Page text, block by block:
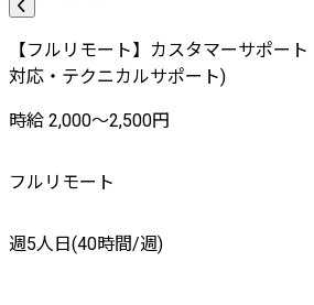
【フルリモート】カスタマーサポー
対応・テクニカルサポート)
時給 2,000〜2,500円
フルリモート
週5人日(40時間/週)